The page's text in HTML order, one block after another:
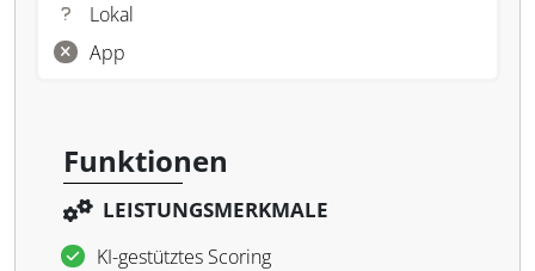
Lokal
App
Funktionen
LEISTUNGSMERKMALE
KI-gestütztes Scoring